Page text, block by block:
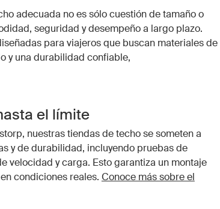
adecuada no es sólo cuestión de tamaño o
seguridad y desempeño a largo plazo.
para viajeros que buscan materiales de
y una durabilidad confiable,
el límite
nuestras tiendas de techo se someten a
y de durabilidad, incluyendo pruebas de
velocidad y carga. Esto garantiza un montaje
condiciones reales. Conoce más sobre el